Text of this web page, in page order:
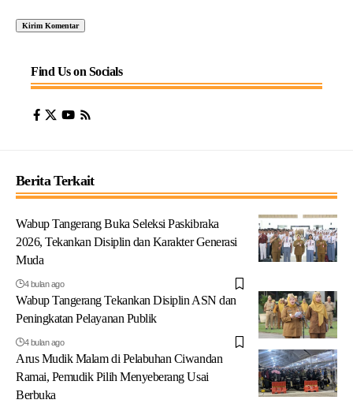
Find Us on Socials
Berita Terkait
Wabup Tangerang Buka Seleksi Paskibraka
2026, Tekankan Disiplin dan Karakter Generasi
Muda
4 bulan ago
Wabup Tangerang Tekankan Disiplin ASN dan
Peningkatan Pelayanan Publik
4 bulan ago
Arus Mudik Malam di Pelabuhan Ciwandan
Ramai, Pemudik Pilih Menyeberang Usai
Berbuka